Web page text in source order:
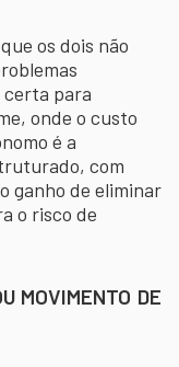
os dois não
para
onde o custo
é a
com
ganho de eliminar
o risco de
MOVIMENTO DE